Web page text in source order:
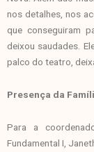
nos detalhes, nos
que conseguiram
deixou saudades.
palco do teatro,
Presença da
Para a
Fundamental I,